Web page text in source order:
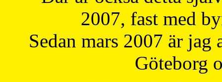
2007, fast med
Sedan mars 2007 är
Göteborg